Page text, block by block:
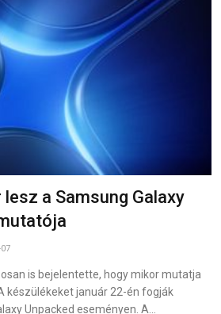
a Samsung Galaxy
is bejelentette, hogy mikor mutatja
készülékeket január 22-én fogják
Unpacked eseményen. A…